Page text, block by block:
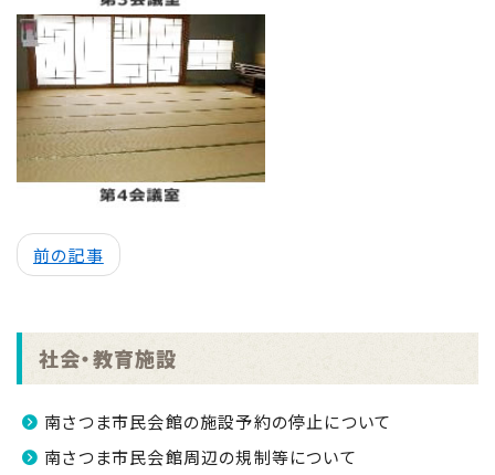
前の記事
社会・教育施設
南さつま市民会館の施設予約の停止について
南さつま市民会館周辺の規制等について